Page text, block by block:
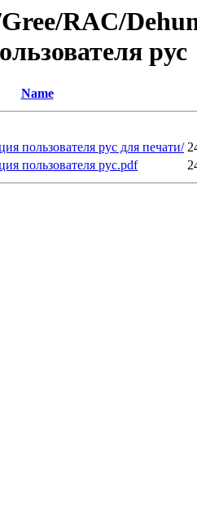
RAC/
рус
Name
пользователя рус для печати/
пользователя рус.pdf